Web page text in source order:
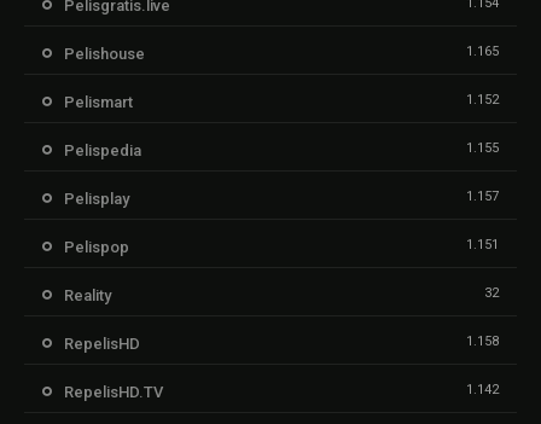
Pelisgratis.live
Pelishouse 1.165
Pelismart 1.152
Pelispedia 1.155
Pelisplay 1.157
Pelispop 1.151
Reality 32
RepelisHD 1.158
RepelisHD.TV 1.142